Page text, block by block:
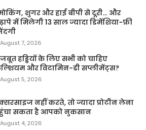
शुगर और हाई बीपी से दूरी… और
में मिलेगी 13 साल ज्यादा डिमेंशिया-फ्री
August 7, 2026
हड्डियों के लिए सभी को चाहिए
और विटामिन-डी सप्लीमेंट्स?
August 5, 2026
नहीं करते, तो ज्यादा प्रोटीन लेना
सकता है आपको नुकसान
August 4, 2026